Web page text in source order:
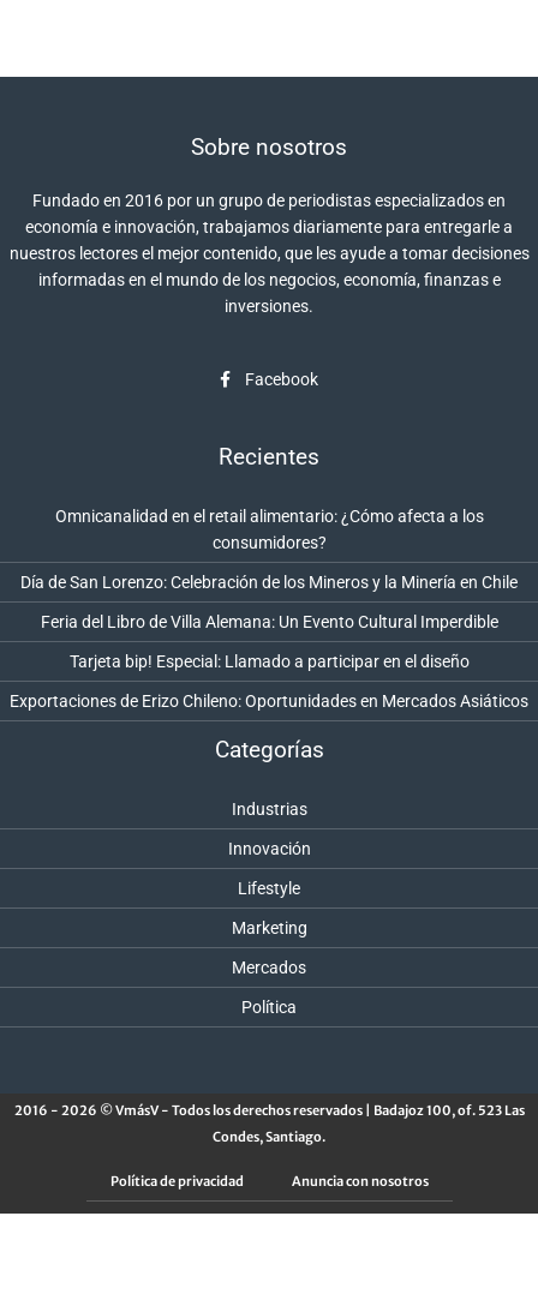
Sobre nosotros
Fundado en 2016 por un grupo de periodistas especializados en
economía e innovación, trabajamos diariamente para entregarle a
nuestros lectores el mejor contenido, que les ayude a tomar decisiones
informadas en el mundo de los negocios, economía, finanzas e
inversiones.
Facebook
Recientes
Omnicanalidad en el retail alimentario: ¿Cómo afecta a los
consumidores?
Día de San Lorenzo: Celebración de los Mineros y la Minería en Chile
Feria del Libro de Villa Alemana: Un Evento Cultural Imperdible
Tarjeta bip! Especial: Llamado a participar en el diseño
Exportaciones de Erizo Chileno: Oportunidades en Mercados Asiáticos
Categorías
Industrias
Innovación
Lifestyle
Marketing
Mercados
Política
2016 - 2026 © VmásV - Todos los derechos reservados | Badajoz 100, of. 523 Las
Condes, Santiago.
Política de privacidad Anuncia con nosotros